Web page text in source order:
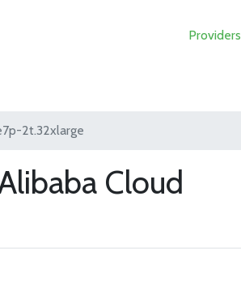
Providers
2t.32xlarge
Cloud